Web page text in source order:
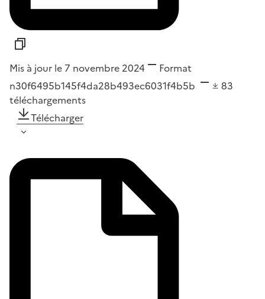
Mis à jour le 7 novembre 2024
Format
n30f6495b145f4da28b493ec6031f4b5b
83
téléchargements
Télécharger